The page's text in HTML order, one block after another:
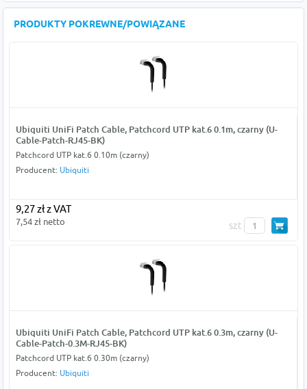
PRODUKTY POKREWNE/POWIĄZANE
Ubiquiti UniFi Patch Cable, Patchcord UTP kat.6 0.1m, czarny (U-
Cable-Patch-RJ45-BK)
Patchcord UTP kat.6 0.10m (czarny)
Producent: Ubiquiti
9,27 zł z VAT
7,54 zł netto szt
Ubiquiti UniFi Patch Cable, Patchcord UTP kat.6 0.3m, czarny (U-
Cable-Patch-0.3M-RJ45-BK)
Patchcord UTP kat.6 0.30m (czarny)
Producent: Ubiquiti